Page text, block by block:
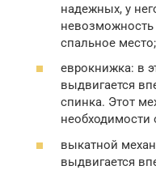
надежных, у
невозможность
спальное место;
еврокнижка: в
выдвигается
спинка. Этот
необходимости
выкатной
выдвигается